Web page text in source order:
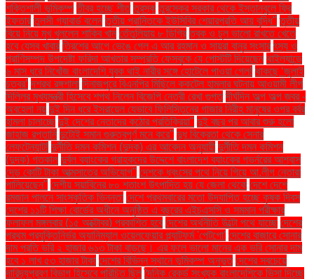
শক্তিশালী ভূমিকম্প তীব্র হচ্ছে শীত তুরস্ক তুরস্কের সরকার থেকে ইস্তানবুলে ফ্রি
ইফতার তুলসী গ্যাবার্ড বলেন তৃতীয় প্রান্তিকে ইউসিবির শেয়ারপ্রতি আয় বৃদ্ধি" তৃতীয়
বিয়ে নিয়ে মুখ খুললেন শাকিব খান তেঁতুলিয়ায় ৮ ডিগ্রি ত্বক ও চুল ভালো রাখতে খেতে
হবে যেসব খাবার ত্রিশের আগে ভেঙে গেল এ আর রহমান ও সায়রা বানুর সংসার ৎস্য ও
প্রাণিসম্পদ উপদেষ্টা ফরিদা আখতার সম্প্রতি ফেসবুকে যে পোস্টটি দিয়েছেন থাইল্যান্ডে
৬ মাস ধরে নিখোঁজ বাংলাদেশি যুবক থাই নারীর সঙ্গে হোটেলে পাওয়া গেল! থাকছে ‘জুলাই
চত্বর’ দশরথ রঙ্গশালা দিনাজপুরে বিএনপির মিছিলে ককটেল হামলার ঘটনায় আওয়ামী লীগ
দিল্লির মুখ্যমন্ত্রী হিসেবে শপথ নিলেন বিজেপি নেত্রী রেখা গুপ্ত দীর্ঘদিন অল্প অল্প জ্বর -
অবহেলা নয় দুই দিন ধরে ইসরায়েল যেভাবে ফিলিস্তিনের গাজার নিরীহ মানুষের ওপর বর্বর
হামলা চালাচ্ছে দুই দেশের নেতাদের কঠোর প্রতিক্রিয়া" দুই বছর পর আবার শুরু হলো
জাহাজ রপ্তানি দুটোই সমান গুরুত্বপূর্ণ মনে করে" দুধ বিক্রেতা থেকে সেনার
লেফটেন্যান্ট! দুর্নীতি দমন কমিশন (দুদক) এর আবেদন অনুযায়ী দুর্নীতি দমন কমিশন
(দুদক) গতকাল দুর্বল ব্যাংকের গ্রাহকদের উদ্দেশে বাংলাদেশ ব্যাংকের গভর্নরের আশ্বাস
দেড় কোটি টাকা আত্মসাতের অভিযোগ" দেশকে ধ্বংসের পথে নিয়ে গিয়ে আ.লীগ নেতারা
পালিয়েছেন" দেশীয় সয়াবিনের ৮০ শতাংশ উৎপাদিত হয় যে জেলা থেকে দেশে দেশে
রমজান পালনে সাংস্কৃতিক ভিন্নতা দেশে প্রথমবারের মতো উদযাপিত হচ্ছে কৃষক দিবস
দেশের ১১টি শিক্ষা বোর্ডের অধীনে অনুষ্ঠিত এ বছরের এইচএসসি ও সমমান পরীক্ষার
ফলাফল মঙ্গলবার (১৫ অক্টোবর) প্রকাশিত হবে দেশের অর্থনীতি উল্টো পথে যাচ্ছে দেশের
প্রথম প্রযুক্তিনির্ভর অ্যানিম্যাল ওয়েলফেয়ার প্ল্যাটফর্ম 'পেটগো' দেশের বাজারে সোনার
দাম প্রতি ভরি ২ হাজার ৬১৩ টাকা বাড়ছে। এর ফলে ভালো মানের এক ভরি সোনার দাম
হবে ১ লাখ ৫৩ হাজার টাকা দেশের বিভিন্ন স্থানে ভূমিকম্প অনুভূত দেশের সবচেয়ে
দারিদ্র্যপ্রবণ বিভাগ হিসেবে পরিচিত ছিল দৈনিক রেকর্ড সংখ্যক বাংলাদেশিকে ভিসা দিচ্ছে